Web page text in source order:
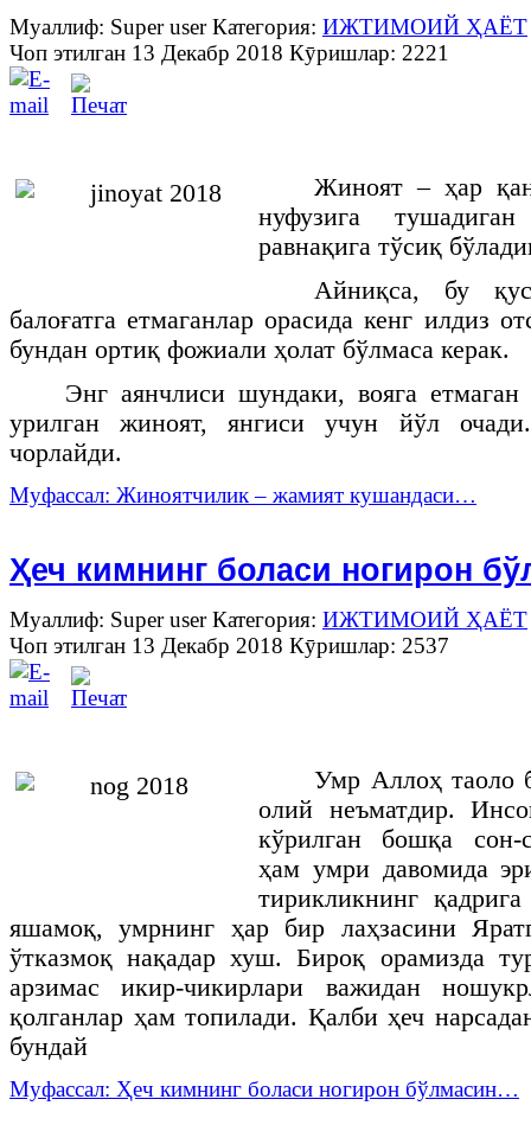
Муаллиф: Super userКатегория: ИЖТИМОИЙ ҲАЁТ
Чоп этилган 13 Декабр 2018 Кӯришлар: 2221
Жиноят – ҳар
нуфузига
равнақига тўсиқ
Айниқса, бу
балоғатга етмаганлар орасида кенг илдиз
бундан ортиқ фожиали ҳолат бўлмаса керак.
Энг аянчлиси шундаки, вояга
урилган жиноят, янгиси учун йўл
чорлайди.
Муфассал: Жиноятчилик – жамият кушандаси…
Ҳеч кимнинг боласи ногирон
Муаллиф: Super userКатегория: ИЖТИМОИЙ ҲАЁТ
Чоп этилган 13 Декабр 2018 Кӯришлар: 2537
Умр Аллоҳ таоло
олий неъматдир.
кўрилган бошқа сон-
ҳам умри давомида
тирикликнинг
яшамоқ, умрнинг ҳар бир лаҳзасини
ўтказмоқ нақадар хуш. Бироқ орамизда
арзимас икир-чикирлари важидан
қолганлар ҳам топилади. Қалби ҳеч
бундай
Муфассал: Ҳеч кимнинг боласи ногирон бўлмасин…